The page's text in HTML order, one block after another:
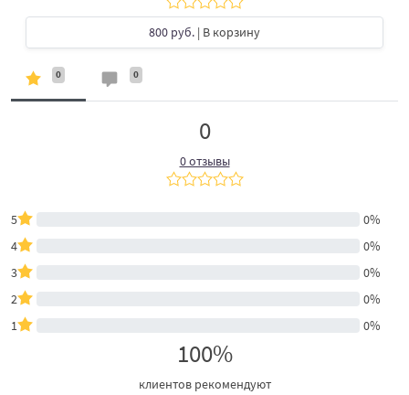
800 руб. | В корзину
0 0
0
0 отзывы
5
0%
4
0%
3
0%
2
0%
1
0%
100%
клиентов рекомендуют